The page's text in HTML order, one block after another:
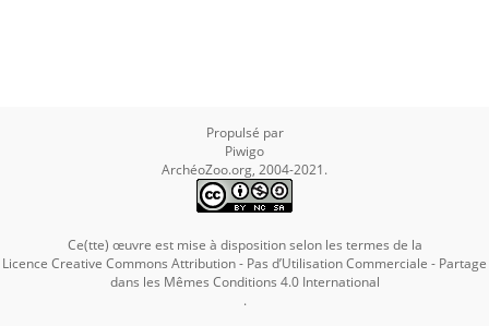
Propulsé par
Piwigo
ArchéoZoo.org, 2004-2021.
Ce(tte) œuvre est mise à disposition selon les termes de la
Licence Creative Commons Attribution - Pas d’Utilisation Commerciale - Partage
dans les Mêmes Conditions 4.0 International
.